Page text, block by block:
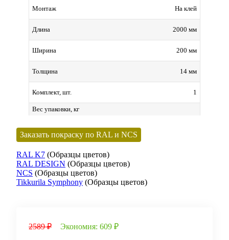
Монтаж На клей
Длина 2000 мм
Ширина 200 мм
Толщина 14 мм
Комплект, шт. 1
Вес упаковки, кг
Заказать покраску по RAL и NCS
RAL K7 (Образцы цветов)
RAL DESIGN (Образцы цветов)
NCS (Образцы цветов)
Tikkurila Symphony (Образцы цветов)
2589 ₽ Экономия: 609 ₽